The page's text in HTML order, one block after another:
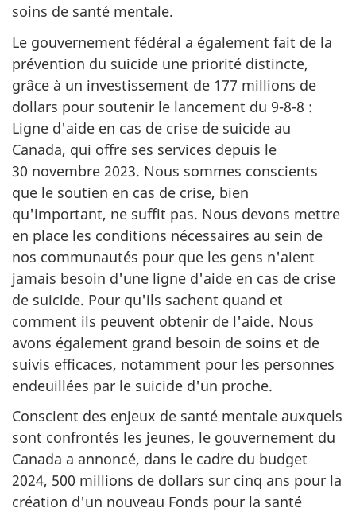
soins de santé mentale.
Le gouvernement fédéral a également fait de la
prévention du suicide une priorité distincte,
grâce à un investissement de 177 millions de
dollars pour soutenir le lancement du 9-8-8 :
Ligne d'aide en cas de crise de suicide au
Canada, qui offre ses services depuis le
30 novembre 2023. Nous sommes conscients
que le soutien en cas de crise, bien
qu'important, ne suffit pas. Nous devons mettre
en place les conditions nécessaires au sein de
nos communautés pour que les gens n'aient
jamais besoin d'une ligne d'aide en cas de crise
de suicide. Pour qu'ils sachent quand et
comment ils peuvent obtenir de l'aide. Nous
avons également grand besoin de soins et de
suivis efficaces, notamment pour les personnes
endeuillées par le suicide d'un proche.
Conscient des enjeux de santé mentale auxquels
sont confrontés les jeunes, le gouvernement du
Canada a annoncé, dans le cadre du budget
2024, 500 millions de dollars sur cinq ans pour la
création d'un nouveau Fonds pour la santé